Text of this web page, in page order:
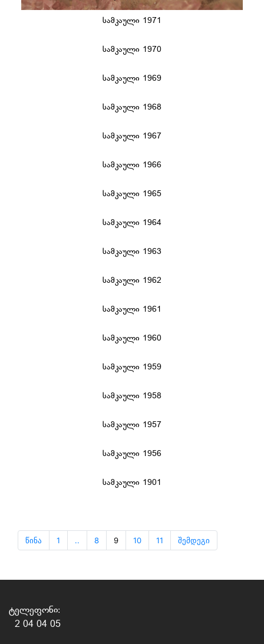
სამკაული 1971
სამკაული 1970
სამკაული 1969
სამკაული 1968
სამკაული 1967
სამკაული 1966
სამკაული 1965
სამკაული 1964
სამკაული 1963
სამკაული 1962
სამკაული 1961
სამკაული 1960
სამკაული 1959
სამკაული 1958
სამკაული 1957
სამკაული 1956
სამკაული 1901
წინა 1 .. 8 9 10 11 შემდეგი
ტელეფონი:
2 04 04 05